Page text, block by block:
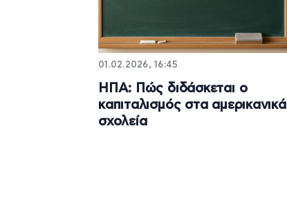
01.02.2026, 16:45
ΗΠΑ: Πώς διδάσκεται ο
καπιταλισμός στα αμερικανικά
σχολεία